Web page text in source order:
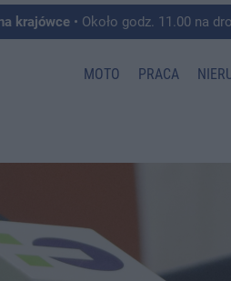
krajówce • Około godz. 11.00 na drodze
MOTO PRACA